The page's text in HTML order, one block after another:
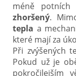
méně
zhoršený.
tepla a
které mají za
Při zvýšených
Pokud už je
pokročilejším